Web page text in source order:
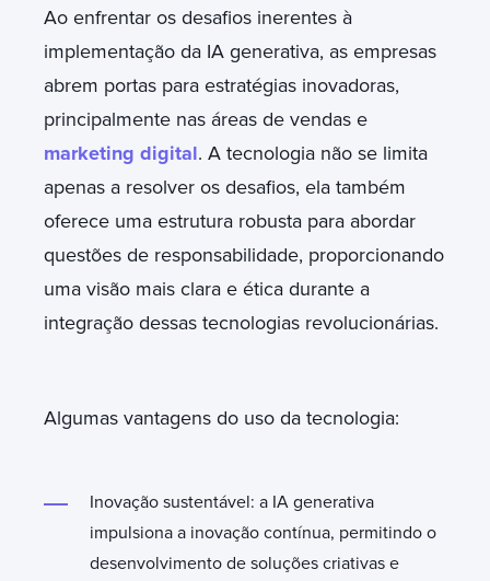
Ao enfrentar os desafios inerentes à
implementação da IA generativa, as empresas
abrem portas para estratégias inovadoras,
principalmente nas áreas de vendas e
marketing digital. A tecnologia não se limita
apenas a resolver os desafios, ela também
oferece uma estrutura robusta para abordar
questões de responsabilidade, proporcionando
uma visão mais clara e ética durante a
integração dessas tecnologias revolucionárias.
Algumas vantagens do uso da tecnologia:
Inovação sustentável: a IA generativa
impulsiona a inovação contínua, permitindo o
desenvolvimento de soluções criativas e